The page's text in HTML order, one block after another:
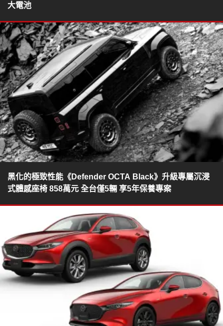
大電池
黑化的極致性能《Defender OCTA Black》升級專屬沉浸
式體感座椅 858萬元 全台僅5輛 享5年保養專案